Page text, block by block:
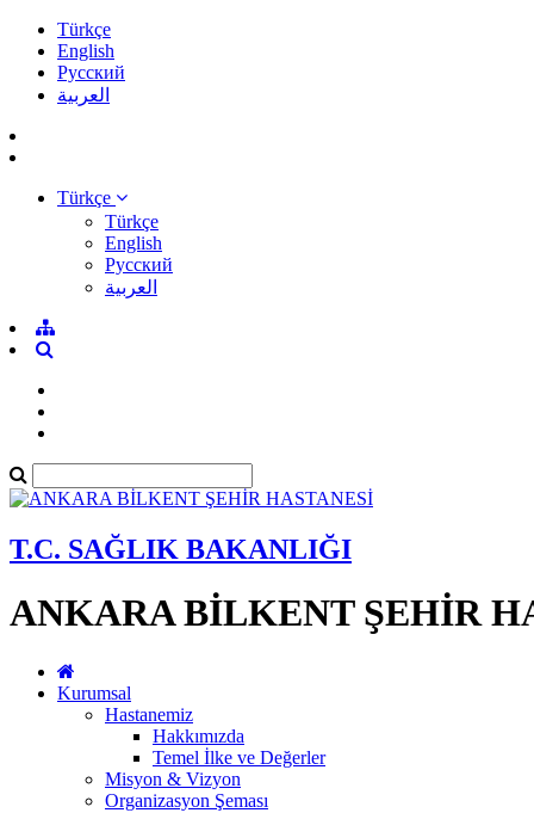
Türkçe
English
Pусский
العربية
Türkçe
Türkçe
English
Pусский
العربية
T.C. SAĞLIK BAKANLIĞI
ANKARA BİLKENT ŞEHİR
Kurumsal
Hastanemiz
Hakkımızda
Temel İlke ve Değerler
Misyon & Vizyon
Organizasyon Şeması